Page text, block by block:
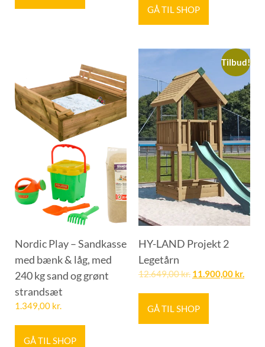
GÅ TIL SHOP
Nordic Play – Sandkasse
med bænk & låg, med
240 kg sand og grønt
strandsæt
1.349,00 kr.
GÅ TIL SHOP
Tilbud!
HY-LAND Projekt 2
Legetårn
12.649,00kr. 11.900,00 kr.
GÅ TIL SHOP